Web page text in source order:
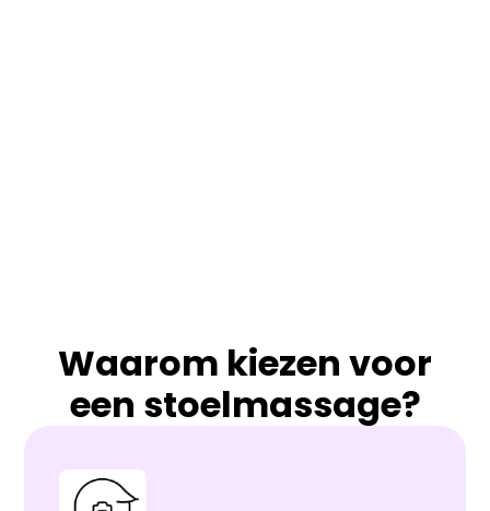
Waarom kiezen voor
een stoelmassage?